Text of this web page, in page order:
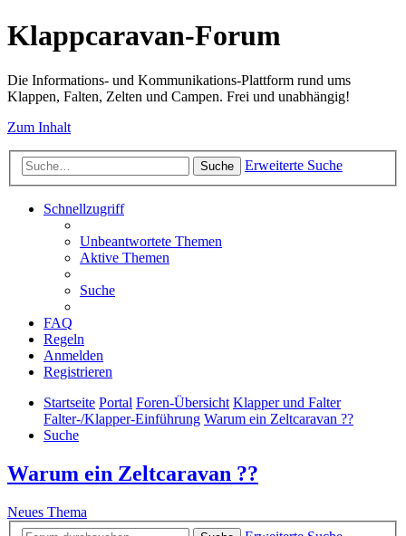
Klappcaravan-Forum
Die Informations- und Kommunikations-Plattform rund ums
Klappen, Falten, Zelten und Campen. Frei und unabhängig!
Zum Inhalt
Suche Erweiterte Suche
Schnellzugriff
Unbeantwortete Themen
Aktive Themen
Suche
FAQ
Regeln
Anmelden
Registrieren
Startseite Portal Foren-Übersicht Klapper und Falter
Falter-/Klapper-Einführung Warum ein Zeltcaravan ??
Suche
Warum ein Zeltcaravan ??
Neues Thema